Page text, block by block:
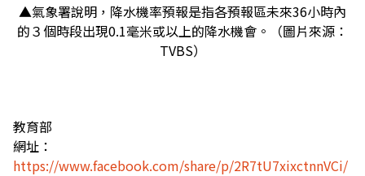
▲氣象署說明，降水機率預報是指各預報區未來36小時內
的３個時段出現0.1毫米或以上的降水機會。（圖片來源：
TVBS）
教育部
網址：
https://www.facebook.com/share/p/2R7tU7xixctnnVCi/